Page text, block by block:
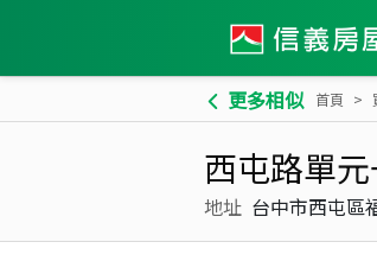
更多相似 首頁
西屯路單
地址 台中市西屯區